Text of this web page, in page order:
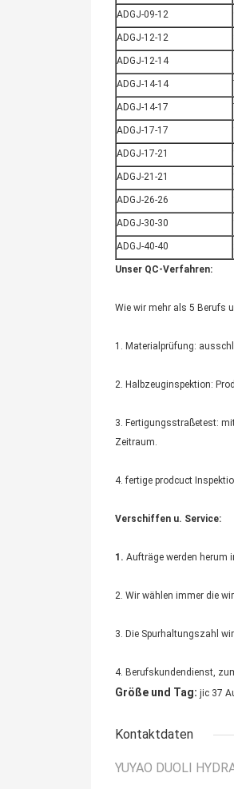
ADGJ-09-12
ADGJ-12-12
ADGJ-12-14
ADGJ-14-14
ADGJ-14-17
ADGJ-17-17
ADGJ-17-21
ADGJ-21-21
ADGJ-26-26
ADGJ-30-30
ADGJ-40-40
Unser QC-Verfahren:
Wie wir mehr als 5 Berufs
1. Materialprüfung:
2. Halbzeuginspektion:
3. Fertigungsstraßetest:
Zeitraum.
4. fertige prodcuct
Verschiffen u. Service:
1. Aufträge werden herum
2. Wir wählen immer die
3. Die Spurhaltungszahl
4. Berufskundendienst,
Größe und Tag: jic 37
Kontaktdaten
YUYAO DUOLI